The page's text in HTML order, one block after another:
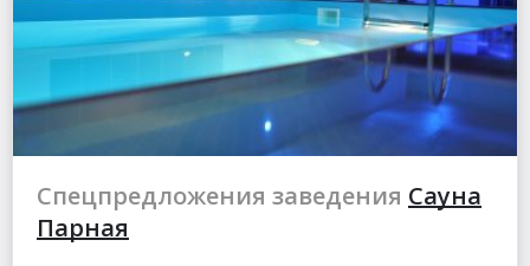
Спецпредложения заведения Сауна
Парная